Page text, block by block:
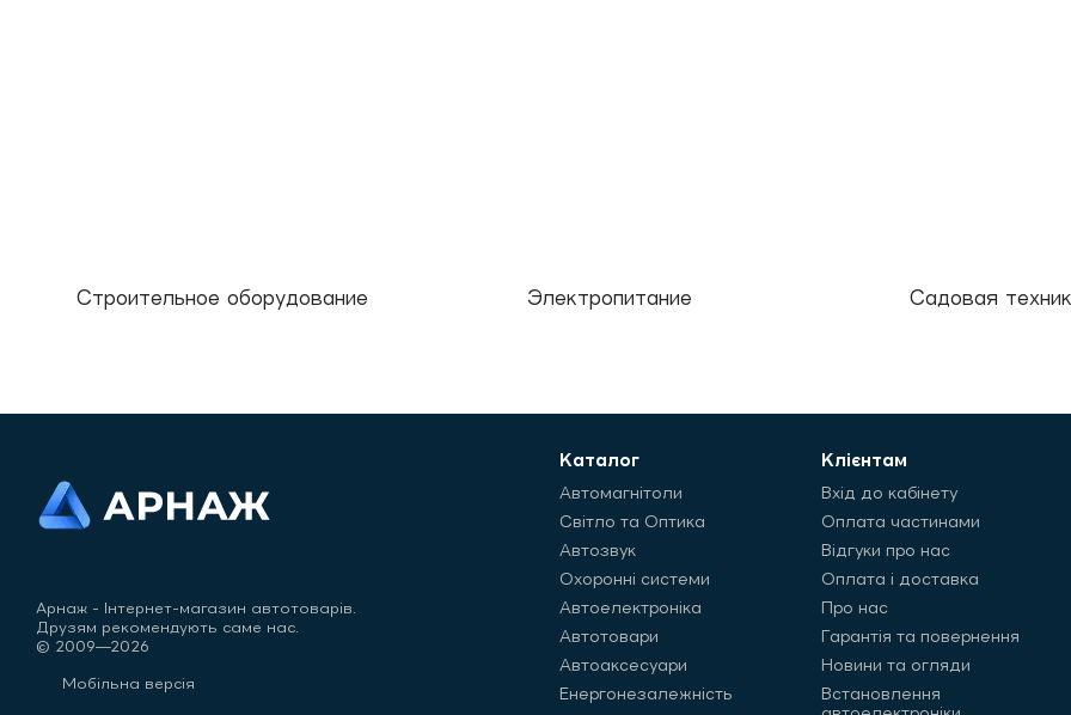
Строительное оборудование Электропитание Садовая
Арнаж - Інтернет-магазин автотоварів.
Друзям рекомендують саме нас.
© 2009—2026
Мобільна версія
Каталог
Автомагнітоли
Світло та Оптика
Автозвук
Охоронні системи
Автоелектроніка
Автотовари
Автоаксесуари
Енергонезалежність
Клієнтам
Вхід до кабінету
Оплата частинами
Відгуки про нас
Оплата і доставка
Про нас
Гарантія та повернення
Новини та огляди
Встановлення